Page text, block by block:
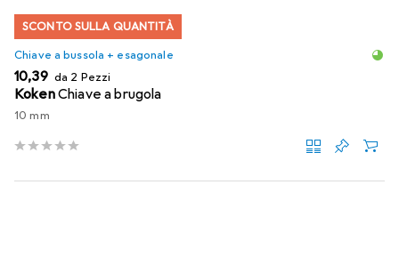
SCONTO SULLA QUANTITÀ
Chiave a bussola + esagonale
EUR
10,39 da 2 Pezzi
KokenChiave a brugola
10 mm